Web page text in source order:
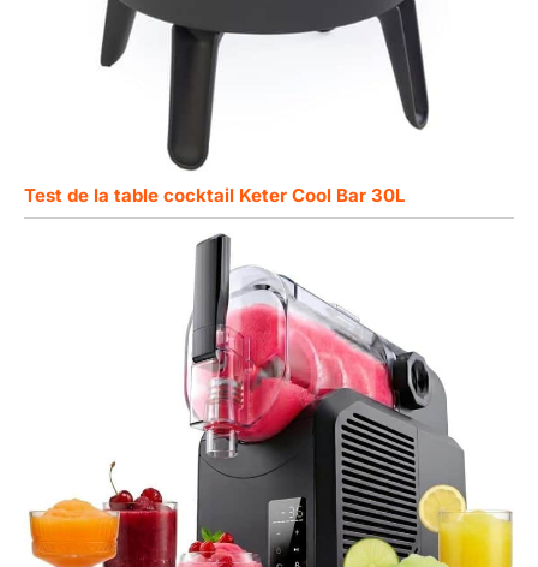
Test de la table cocktail Keter Cool Bar 30L